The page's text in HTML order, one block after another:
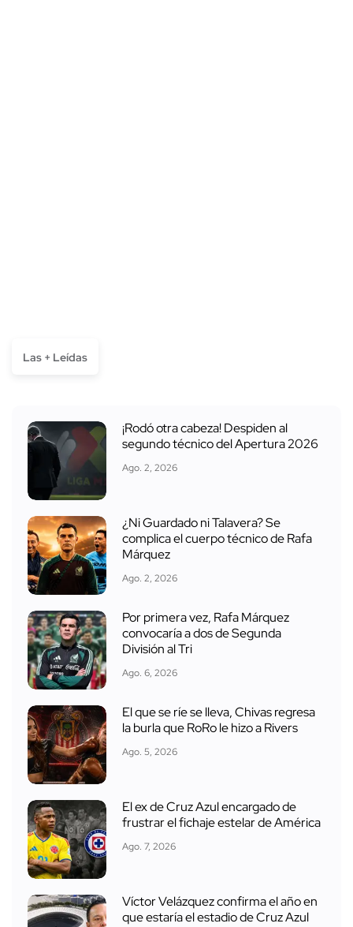
Las + Leídas
¡Rodó otra cabeza! Despiden al
segundo técnico del Apertura 2026
Ago. 2, 2026
¿Ni Guardado ni Talavera? Se
complica el cuerpo técnico de Rafa
Márquez
Ago. 2, 2026
Por primera vez, Rafa Márquez
convocaría a dos de Segunda
División al Tri
Ago. 6, 2026
El que se ríe se lleva, Chivas regresa
la burla que RoRo le hizo a Rivers
Ago. 5, 2026
El ex de Cruz Azul encargado de
frustrar el fichaje estelar de América
Ago. 7, 2026
Víctor Velázquez confirma el año en
que estaría el estadio de Cruz Azul